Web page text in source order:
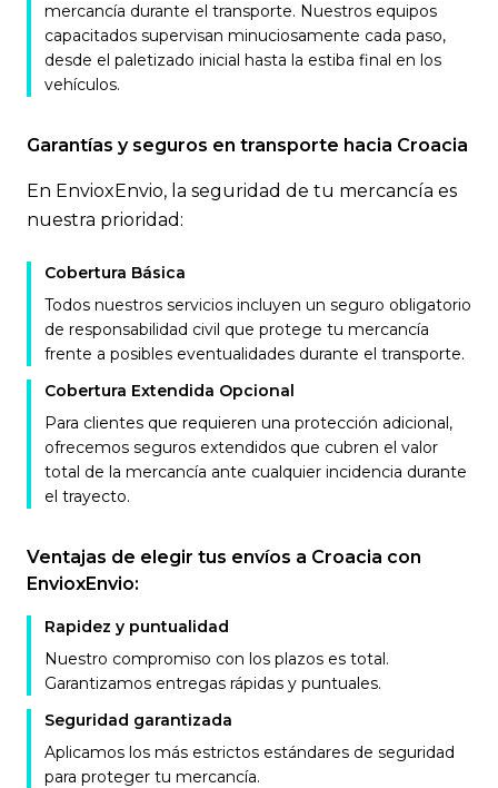
mercancía durante el transporte. Nuestros equipos
capacitados supervisan minuciosamente cada paso,
desde el paletizado inicial hasta la estiba final en los
vehículos.
Garantías y seguros en transporte hacia Croacia
En EnvioxEnvio, la seguridad de tu mercancía es
nuestra prioridad:
Cobertura Básica
Todos nuestros servicios incluyen un seguro obligatorio
de responsabilidad civil que protege tu mercancía
frente a posibles eventualidades durante el transporte.
Cobertura Extendida Opcional
Para clientes que requieren una protección adicional,
ofrecemos seguros extendidos que cubren el valor
total de la mercancía ante cualquier incidencia durante
el trayecto.
Ventajas de elegir tus envíos a Croacia con
EnvioxEnvio:
Rapidez y puntualidad
Nuestro compromiso con los plazos es total.
Garantizamos entregas rápidas y puntuales.
Seguridad garantizada
Aplicamos los más estrictos estándares de seguridad
para proteger tu mercancía.